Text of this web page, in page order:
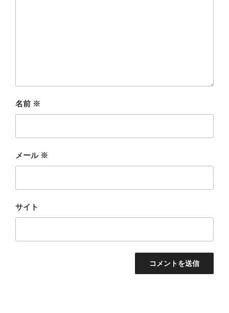
名前 ※
メール ※
サイト